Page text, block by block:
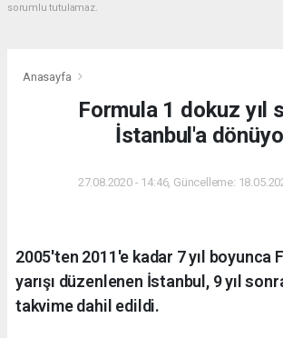
sorumlu tutulamaz.
Anasayfa
Formula 1 dokuz yıl
İstanbul'a
27.08.2020 - 14:46, Güncelleme:
2005'ten 2011'e kadar 7 yıl boyunca
yarışı düzenlenen İstanbul, 9 yıl
takvime dahil edildi.